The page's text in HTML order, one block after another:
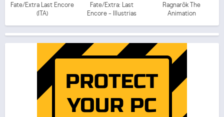
Fate/Extra Last Encore
(ITA)
Fate/Extra: Last
Encore - Illustrias
Ragnarök The
Animation